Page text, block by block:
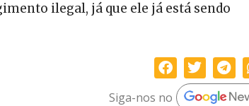
ilegal, já que ele já está sendo
Siga-nos no